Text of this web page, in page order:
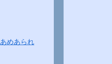
あめあられ